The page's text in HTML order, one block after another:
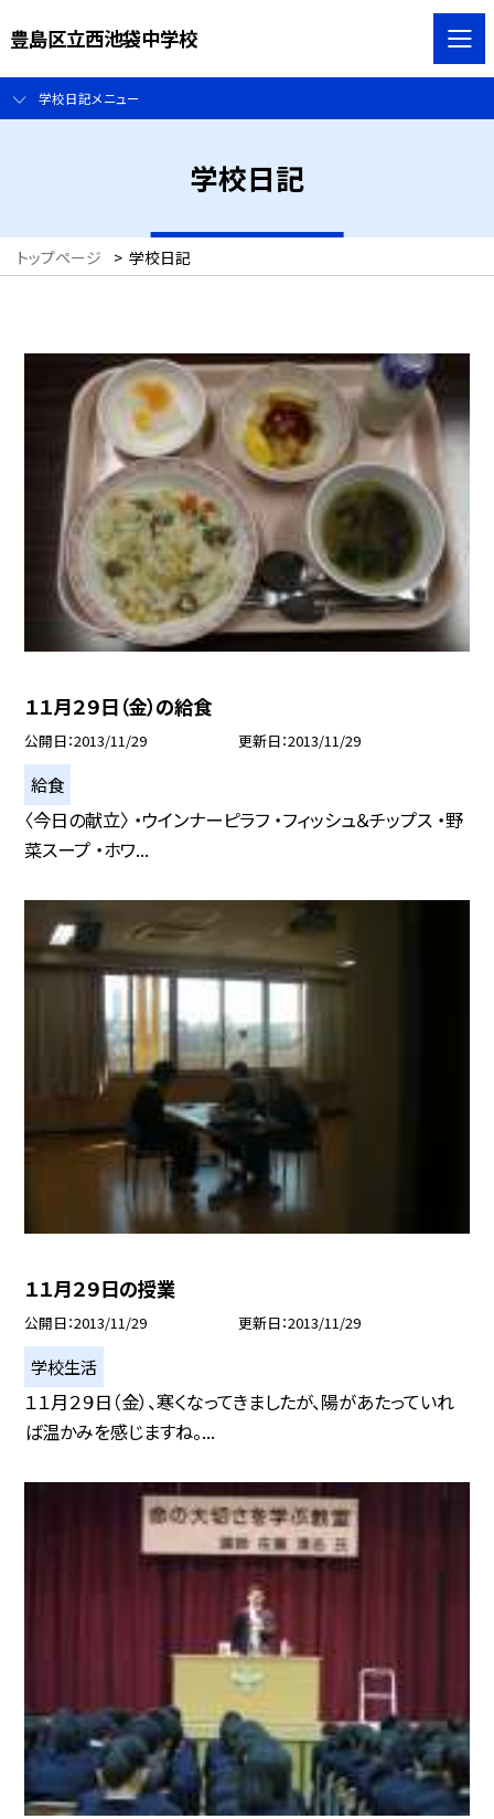
豊島区立西池袋中学校
学校日記メニュー
学校日記
トップページ > 学校日記
１１月２９日（金）の給食
公開日 2013/11/29 更新日 2013/11/29
給食
〈今日の献立〉 ・ウインナーピラフ ・フィッシュ＆チップス ・野
菜スープ ・ホワ...
１１月２９日の授業
公開日 2013/11/29 更新日 2013/11/29
学校生活
１１月２９日（金）、寒くなってきましたが、陽があたっていれ
ば温かみを感じますね。...